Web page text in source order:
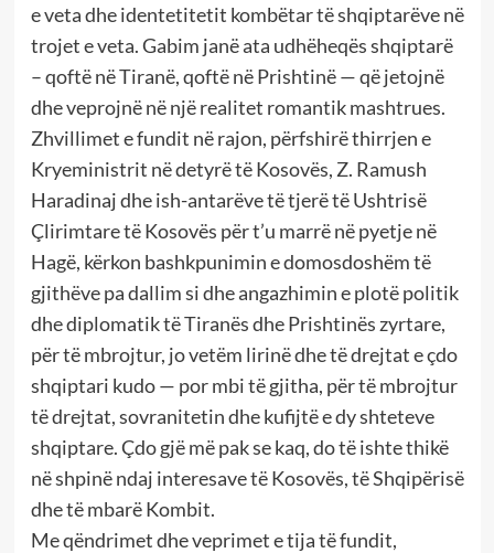
e veta dhe identetitetit kombëtar të shqiptarëve në
trojet e veta. Gabim janë ata udhëheqës shqiptarë
– qoftë në Tiranë, qoftë në Prishtinë — që jetojnë
dhe veprojnë në një realitet romantik mashtrues.
Zhvillimet e fundit në rajon, përfshirë thirrjen e
Kryeministrit në detyrë të Kosovës, Z. Ramush
Haradinaj dhe ish-antarëve të tjerë të Ushtrisë
Çlirimtare të Kosovës për t’u marrë në pyetje në
Hagë, kërkon bashkpunimin e domosdoshëm të
gjithëve pa dallim si dhe angazhimin e plotë politik
dhe diplomatik të Tiranës dhe Prishtinës zyrtare,
për të mbrojtur, jo vetëm lirinë dhe të drejtat e çdo
shqiptari kudo — por mbi të gjitha, për të mbrojtur
të drejtat, sovranitetin dhe kufijtë e dy shteteve
shqiptare. Çdo gjë më pak se kaq, do të ishte thikë
në shpinë ndaj interesave të Kosovës, të Shqipërisë
dhe të mbarë Kombit.
Me qëndrimet dhe veprimet e tija të fundit,